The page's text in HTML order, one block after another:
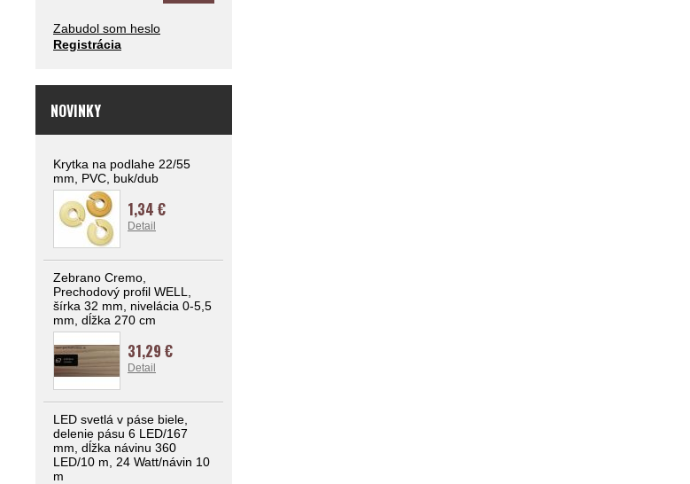
Zabudol som heslo
Registrácia
NOVINKY
Krytka na podlahe 22/55
mm, PVC, buk/dub
1,34 €
Detail
Zebrano Cremo,
Prechodový profil WELL,
šírka 32 mm, nivelácia 0-5,5
mm, dĺžka 270 cm
31,29 €
Detail
LED svetlá v páse biele,
delenie pásu 6 LED/167
mm, dĺžka návinu 360
LED/10 m, 24 Watt/návin 10
m